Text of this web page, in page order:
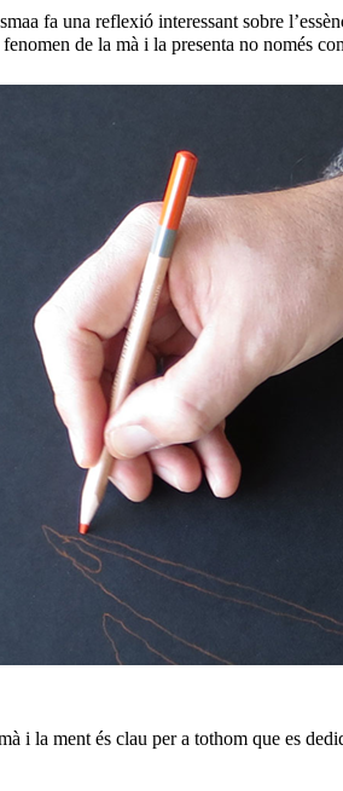
fa una reflexió interessant sobre
de la mà i la presenta no només
i la ment és clau per a tothom que es